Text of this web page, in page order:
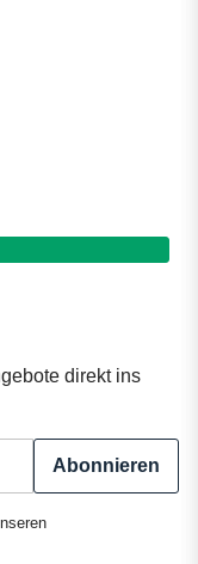
direkt ins
Abonnieren